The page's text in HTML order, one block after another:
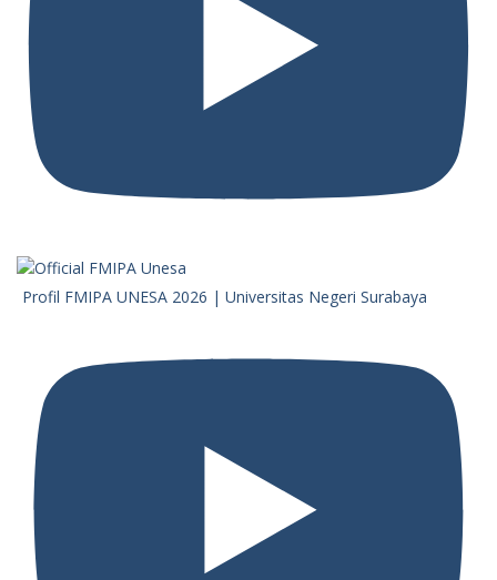
Profil FMIPA UNESA 2026 | Universitas Negeri Surabaya